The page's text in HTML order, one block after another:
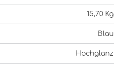
15,70 Kg
Blau
Hochglanz